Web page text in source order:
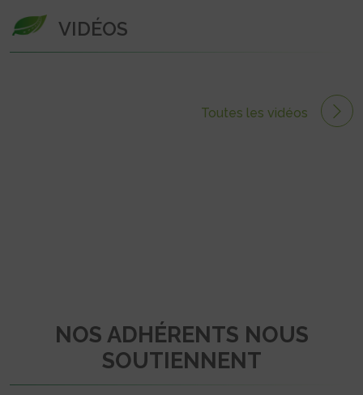
VIDÉOS
Toutes les vidéos
NOS ADHÉRENTS NOUS
SOUTIENNENT